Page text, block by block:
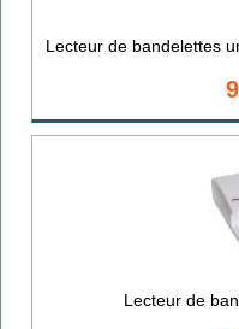
Lecteur de bandelettes
Lecteur de